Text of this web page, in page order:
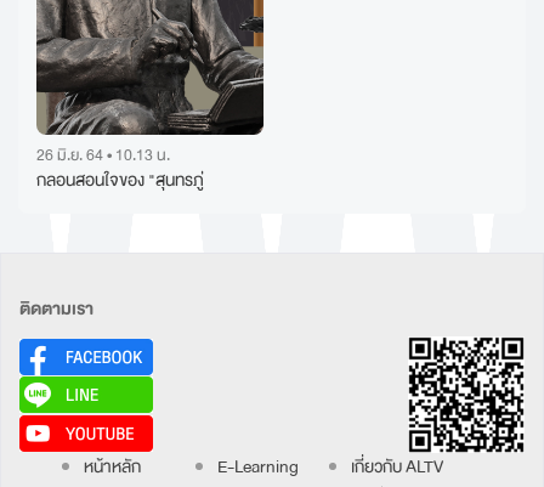
26 มิ.ย. 64 • 10.13 น.
กลอนสอนใจของ "สุนทรภู่
ติดตามเรา
หน้าหลัก
E-Learning
เกี่ยวกับ ALTV